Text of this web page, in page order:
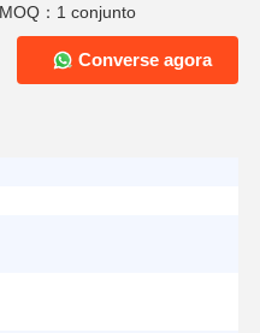
MOQ：1 conjunto
Converse agora